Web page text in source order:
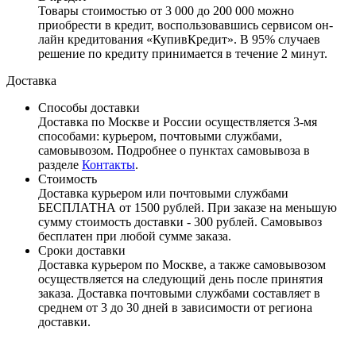
Товары стоимостью от 3 000 до 200 000 можно
приобрести в кредит, воспользовавшись сервисом он-
лайн кредитования «КупивКредит». В 95% случаев
решение по кредиту принимается в течение 2 минут.
Доставка
Способы доставки
Доставка по Москве и России осуществляется 3-мя
способами: курьером, почтовыми службами,
самовывозом. Подробнее о пунктах самовывоза в
разделе Контакты.
Стоимость
Доставка курьером или почтовыми службами
БЕСПЛАТНА от 1500 рублей. При заказе на меньшую
сумму стоимость доставки - 300 рублей. Самовывоз
бесплатен при любой сумме заказа.
Сроки доставки
Доставка курьером по Москве, а также самовывозом
осуществляется на следующий день после принятия
заказа. Доставка почтовыми службами составляет в
среднем от 3 до 30 дней в зависимости от региона
доставки.